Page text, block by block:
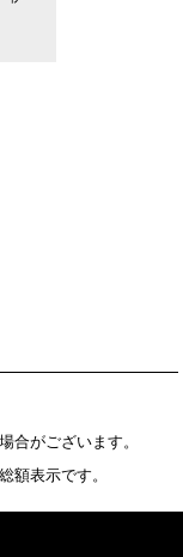
合がございます。
額表示です。